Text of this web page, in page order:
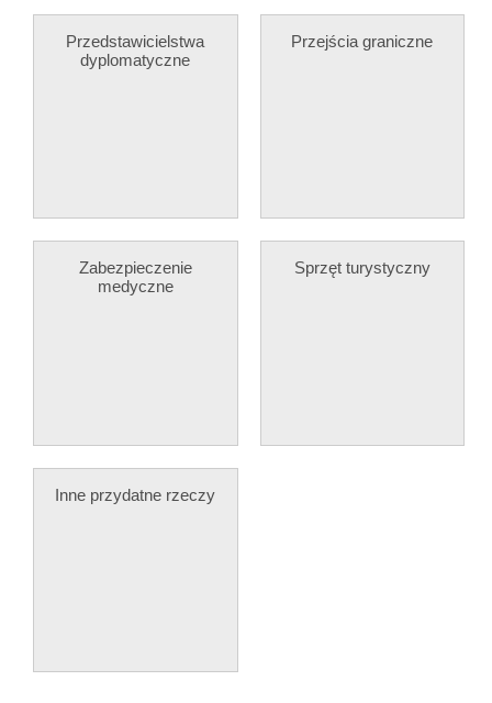
Przedstawicielstwa
dyplomatyczne
Przejścia graniczne
Zabezpieczenie
medyczne
Sprzęt turystyczny
Inne przydatne rzeczy